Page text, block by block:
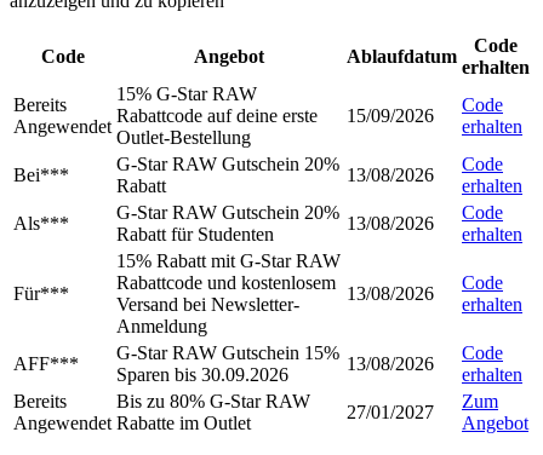
Code Angebot Ablaufdatum
Code
erhalten
Bereits
Angewendet
15% G-Star RAW
Rabattcode auf deine erste
Outlet-Bestellung
15/09/2026
Code
erhalten
Bei***
G-Star RAW Gutschein 20%
Rabatt
13/08/2026
Code
erhalten
Als***
G-Star RAW Gutschein 20%
Rabatt für Studenten
13/08/2026
Code
erhalten
Für***
15% Rabatt mit G-Star RAW
Rabattcode und kostenlosem
Versand bei Newsletter-
Anmeldung
13/08/2026
Code
erhalten
AFF***
G-Star RAW Gutschein 15%
Sparen bis 30.09.2026
13/08/2026
Code
erhalten
Bereits
Angewendet
Bis zu 80% G-Star RAW
Rabatte im Outlet
27/01/2027
Zum
Angebot